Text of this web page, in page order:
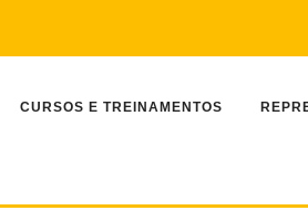
CURSOS E TREINAMENTOS